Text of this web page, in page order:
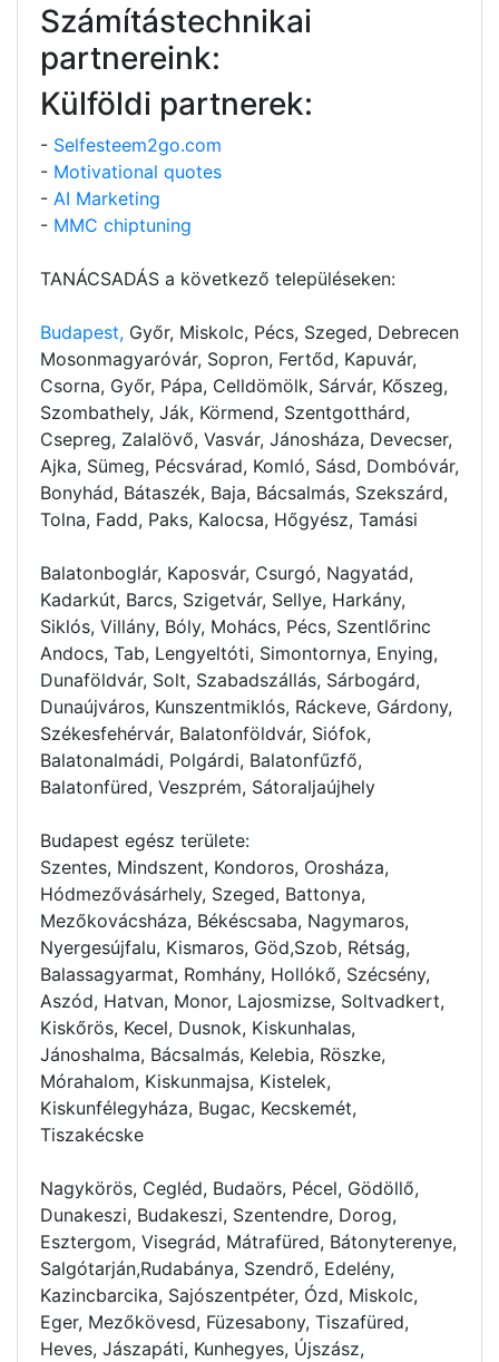
Számítástechnikai
partnereink:
Külföldi partnerek:
- Selfesteem2go.com
- Motivational quotes
- AI Marketing
- MMC chiptuning
TANÁCSADÁS a következő településeken:
Budapest, Győr, Miskolc, Pécs, Szeged, Debrecen
Mosonmagyaróvár, Sopron, Fertőd, Kapuvár,
Csorna, Győr, Pápa, Celldömölk, Sárvár, Kőszeg,
Szombathely, Ják, Körmend, Szentgotthárd,
Csepreg, Zalalövő, Vasvár, Jánosháza, Devecser,
Ajka, Sümeg, Pécsvárad, Komló, Sásd, Dombóvár,
Bonyhád, Bátaszék, Baja, Bácsalmás, Szekszárd,
Tolna, Fadd, Paks, Kalocsa, Hőgyész, Tamási
Balatonboglár, Kaposvár, Csurgó, Nagyatád,
Kadarkút, Barcs, Szigetvár, Sellye, Harkány,
Siklós, Villány, Bóly, Mohács, Pécs, Szentlőrinc
Andocs, Tab, Lengyeltóti, Simontornya, Enying,
Dunaföldvár, Solt, Szabadszállás, Sárbogárd,
Dunaújváros, Kunszentmiklós, Ráckeve, Gárdony,
Székesfehérvár, Balatonföldvár, Siófok,
Balatonalmádi, Polgárdi, Balatonfűzfő,
Balatonfüred, Veszprém, Sátoraljaújhely
Budapest egész területe:
Szentes, Mindszent, Kondoros, Orosháza,
Hódmezővásárhely, Szeged, Battonya,
Mezőkovácsháza, Békéscsaba, Nagymaros,
Nyergesújfalu, Kismaros, Göd,Szob, Rétság,
Balassagyarmat, Romhány, Hollókő, Szécsény,
Aszód, Hatvan, Monor, Lajosmizse, Soltvadkert,
Kiskőrös, Kecel, Dusnok, Kiskunhalas,
Jánoshalma, Bácsalmás, Kelebia, Röszke,
Mórahalom, Kiskunmajsa, Kistelek,
Kiskunfélegyháza, Bugac, Kecskemét,
Tiszakécske
Nagykörös, Cegléd, Budaörs, Pécel, Gödöllő,
Dunakeszi, Budakeszi, Szentendre, Dorog,
Esztergom, Visegrád, Mátrafüred, Bátonyterenye,
Salgótarján,Rudabánya, Szendrő, Edelény,
Kazincbarcika, Sajószentpéter, Ózd, Miskolc,
Eger, Mezőkövesd, Füzesabony, Tiszafüred,
Heves, Jászapáti, Kunhegyes, Újszász,